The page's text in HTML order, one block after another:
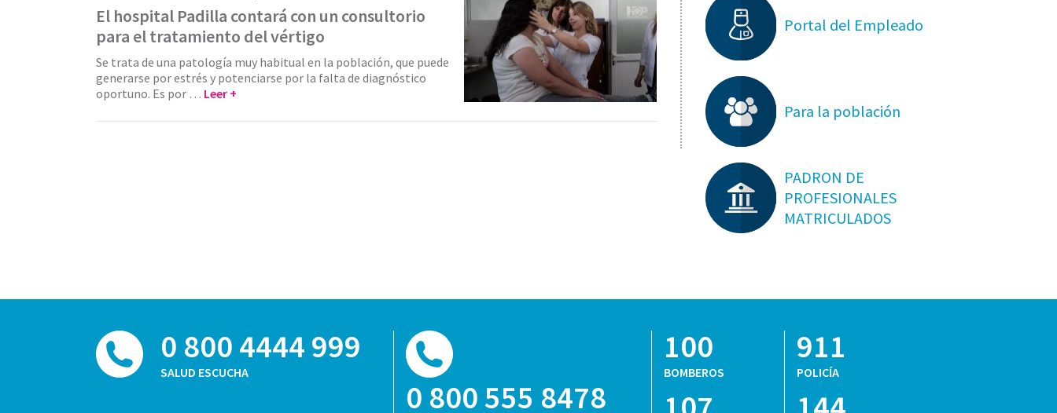
El hospital Padilla contará con un consultorio
para el tratamiento del vértigo
Se trata de una patología muy habitual en la población, que puede
generarse por estrés y potenciarse por la falta de diagnóstico
oportuno. Es por … Leer +
Portal del Empleado
Para la población
PADRON DE
PROFESIONALES
MATRICULADOS
0 800 4444 999
SALUD ESCUCHA
0 800 555 8478
100
BOMBEROS
911
POLICÍA